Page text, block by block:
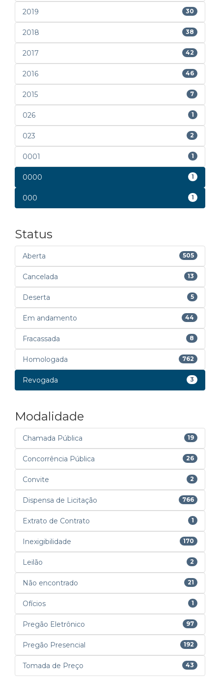
2019 30
2018 38
2017 42
2016 46
2015 7
026 1
023 2
0001 1
0000 1
000 1
Status
Aberta 505
Cancelada 13
Deserta 5
Em andamento 44
Fracassada 8
Homologada 762
Revogada 3
Modalidade
Chamada Pública 19
Concorrência Pública 26
Convite 2
Dispensa de Licitação 766
Extrato de Contrato 1
Inexigibilidade 170
Leilão 2
Não encontrado 21
Ofícios 1
Pregão Eletrônico 97
Pregão Presencial 192
Tomada de Preço 43